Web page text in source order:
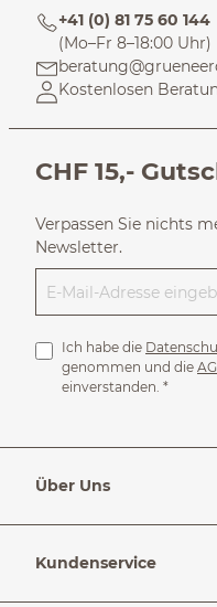
+41 (0) 81 75 60 144
(Mo–Fr 8–18:00 Uhr)
Kostenlosen
CHF 15,-
Verpassen Sie nichts
Newsletter.
Ich habe die
genommen und die
einverstanden. *
Über Uns
Kundenservice